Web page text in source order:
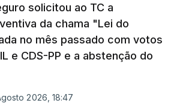
"ninguém é
solicitou ao TC a
da chama "Lei do
no mês passado com votos
e CDS-PP e a abstenção do
2026, 18:47